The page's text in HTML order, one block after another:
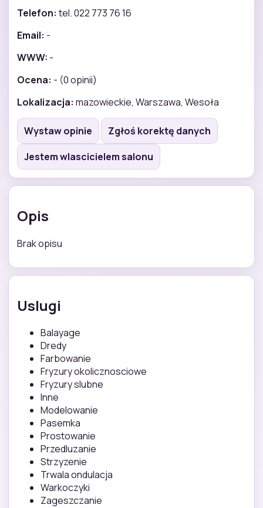
Telefon: tel. 022 773 76 16
Email: -
WWW: -
Ocena: - (0 opinii)
Lokalizacja: mazowieckie, Warszawa, Wesoła
Wystaw opinie
Zgłoś korektę danych
Jestem wlascicielem salonu
Opis
Brak opisu
Uslugi
Balayage
Dredy
Farbowanie
Fryzury okolicznosciowe
Fryzury slubne
Inne
Modelowanie
Pasemka
Prostowanie
Przedluzanie
Strzyzenie
Trwala ondulacja
Warkoczyki
Zageszczanie